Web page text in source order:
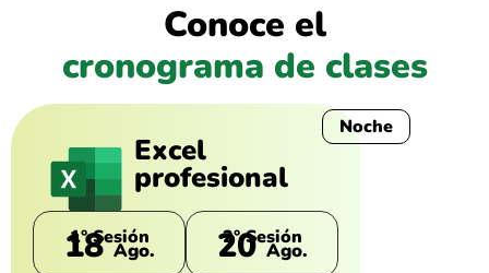
Conoce el
cronograma de clases
Excel
profesional
Noche
1° Sesión
18Ago.
2° Sesión
20Ago.